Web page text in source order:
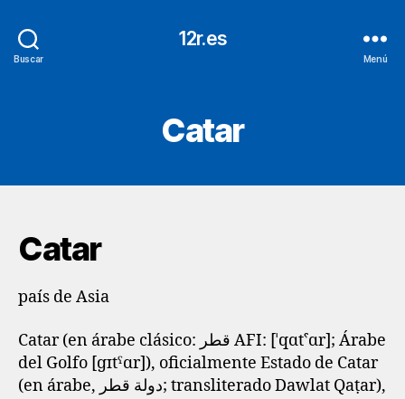
Buscar
12r.es
Menú
Catar
Catar
país de Asia
Catar (en árabe clásico: قطر AFI: [ˈqɑtˁɑr]; Árabe
del Golfo [ɡɪtˤɑr]), oficialmente Estado de Catar
(en árabe, دولة قطر; transliterado Dawlat Qaṭar),